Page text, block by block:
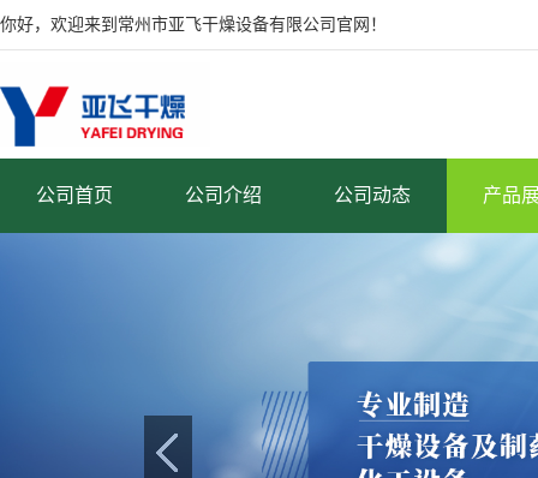
你好，欢迎来到常州市亚飞干燥设备有限公司官网！
公司首页 公司介绍 公司动态 产品